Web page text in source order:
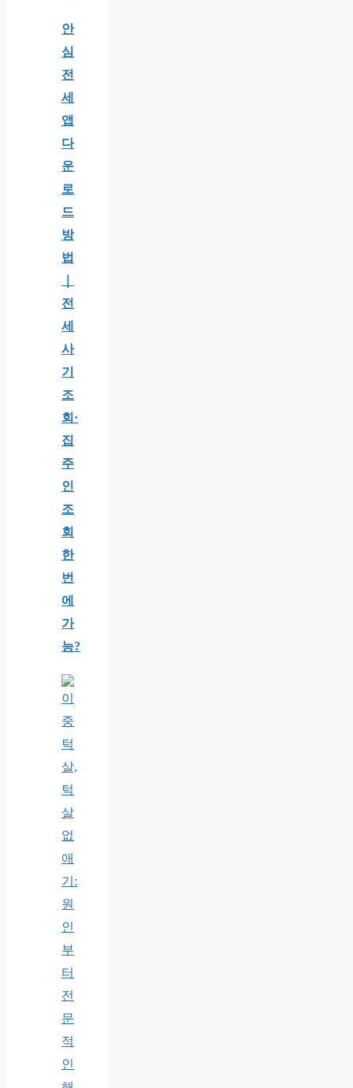
안
심
전
세
앱
다
운
로
드
방
법
전
세
사
기
조
회·
집
주
인
조
회
한
번
에
가
능?